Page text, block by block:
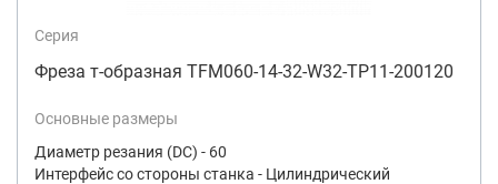
Серия
Фреза т-образная TFM060-14-32-W32-TP11-200120
Основные размеры
Диаметр резания (DC) - 60
Интерфейс со стороны станка - Цилиндрический